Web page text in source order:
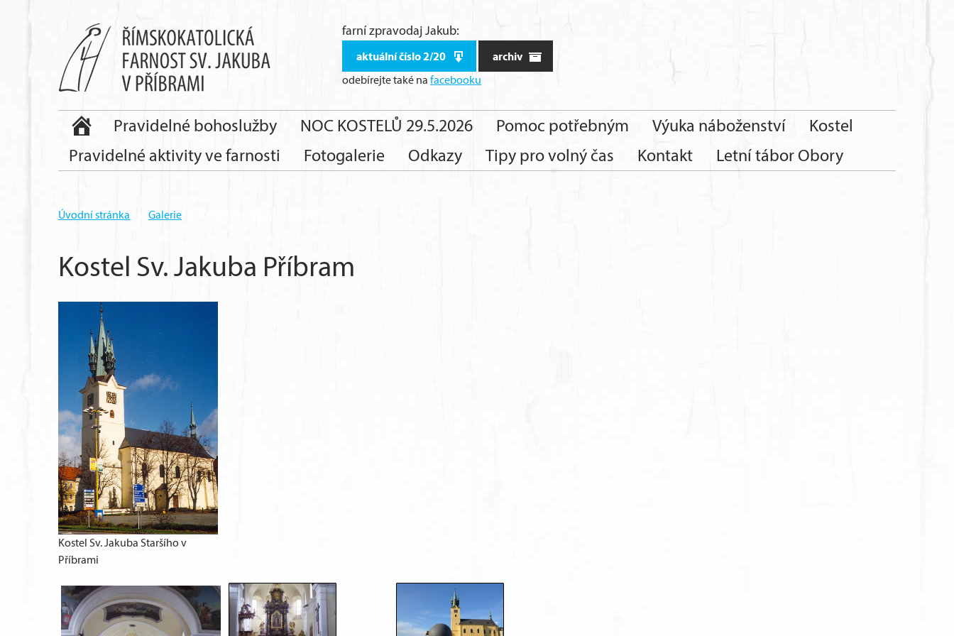
farní zpravodaj Jakub:
aktuální číslo 2/20 archiv
odebírejte také na facebooku
Pravidelné bohoslužby NOC KOSTELŮ 29.5.2026 Pomoc potřebným Výuka náboženství
Kostel
Pravidelné aktivity ve farnosti
Fotogalerie Odkazy Tipy pro volný čas Kontakt Letní tábor Obory
Úvodní stránka Galerie
Kostel Sv. Jakuba Příbram
Kostel Sv. Jakuba Staršího v
Příbrami